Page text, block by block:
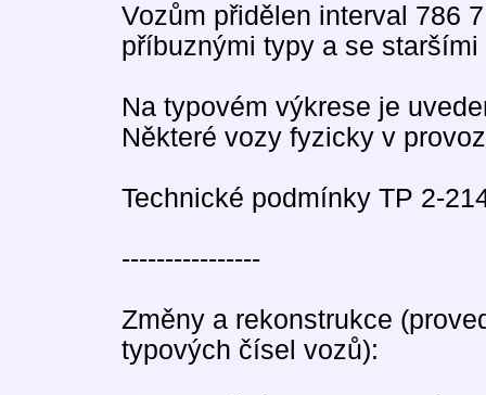
Vozům přidělen interval 786
příbuznými typy a se staršími
Na typovém výkrese je
Některé vozy fyzicky v
Technické podmínky TP 2-
----------------
Změny a rekonstrukce
typových čísel vozů):